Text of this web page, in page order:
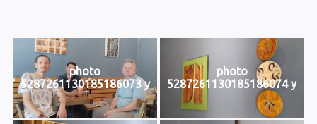
photo
5287261130185186073 y
photo
5287261130185186074 y